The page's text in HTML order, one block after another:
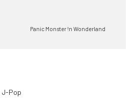
Panic Monster !n Wonderland
J-Pop